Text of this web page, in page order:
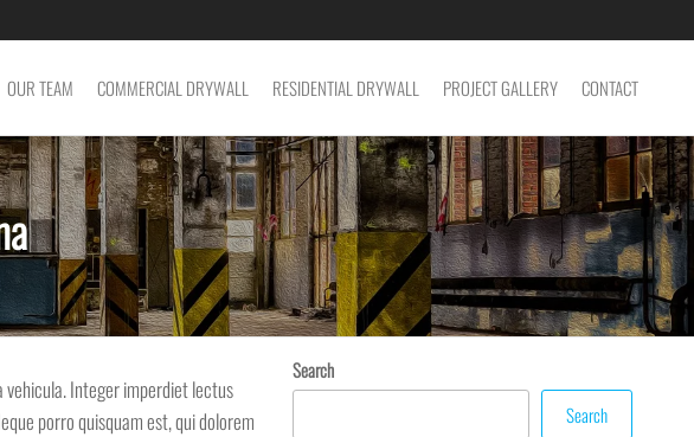
OUR TEAM COMMERCIAL DRYWALL RESIDENTIAL DRYWALL PROJECT GALLERY CONTACT
vehicula. Integer imperdiet lectus
porro quisquam est, qui dolorem
Search
Search